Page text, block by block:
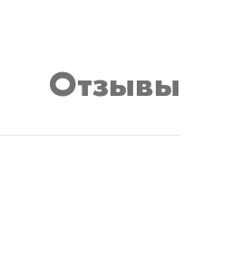
Отзывы